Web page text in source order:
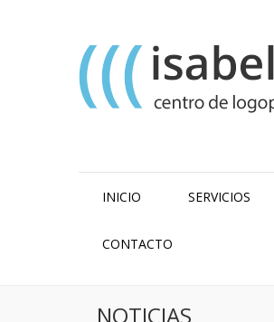
INICIO SERVICIOS
CONTACTO
NOTICIAS